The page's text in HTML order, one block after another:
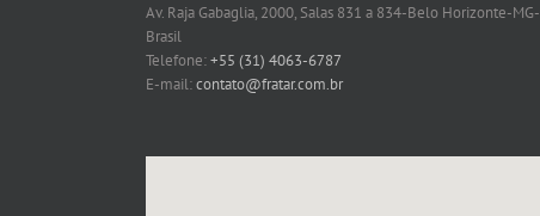
Av. Raja Gabaglia, 2000, Salas 831 a 834-Belo Horizonte-MG-
Brasil
Telefone:+55 (31) 4063-6787
E-mail:contato@fratar.com.br